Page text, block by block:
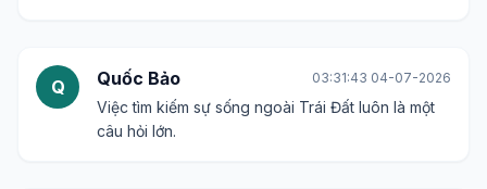
Q Quốc Bảo 03:31:43 04-07-2026
Việc tìm kiếm sự sống ngoài Trái Đất luôn là một
câu hỏi lớn.